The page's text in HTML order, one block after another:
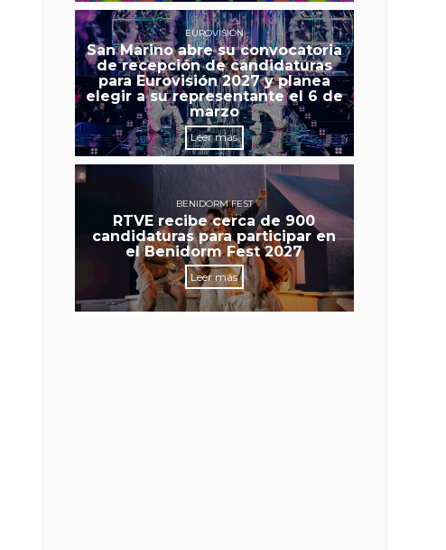
EUROVISIÓN
San Marino abre su convocatoria
de recepción de candidaturas
para Eurovisión 2027 y planea
elegir a su representante el 6 de
marzo
Leer más
BENIDORM FEST
RTVE recibe cerca de 900
candidaturas para participar en
el Benidorm Fest 2027
Leer más